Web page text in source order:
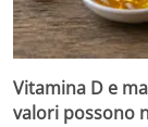
Vitamina D e
valori possono